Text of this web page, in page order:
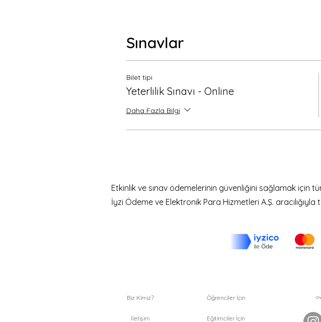
Sınavlar
Bilet tipi
Yeterlilik Sınavı - Online
Daha Fazla Bilgi
Etkinlik ve sınav ödemelerinin güvenliğini sağlamak için
İyzi Ödeme ve Elektronik Para Hizmetleri A.Ş.
Biz Kimiz? Öğrenciler İçin
İletişim Eğitimciler İçin